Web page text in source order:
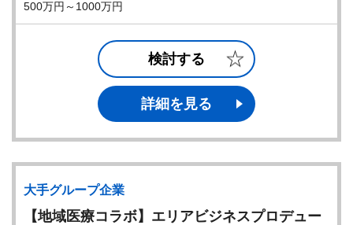
500万円～1000万円
検討する
詳細を見る
大手グループ企業
【地域医療コラボ】エリアビジネスプロデュー